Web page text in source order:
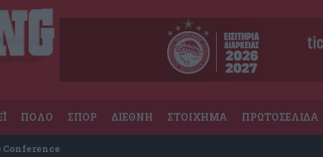
ΠΟΛΟ ΣΠΟΡ ΔΙΕΘΝΗ ΣΤΟΙΧΗΜΑ ΠΡΩΤΟΣΕΛΙΔΑ
Conference